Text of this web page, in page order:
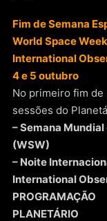
Fim de Semana
World Space Week
International
4 e 5 outubro
No primeiro fim de
sessões do
– Semana
(WSW)
– Noite
International
PROGRAMAÇÃO
PLANETÁRIO